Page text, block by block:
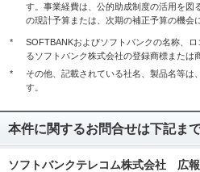
す。事業経費は、公的助成制度の活用を図
の現計予算または、次期の補正予算の機会
*
SOFTBANKおよびソフトバンクの名称、
るソフトバンク株式会社の登録商標または
*
その他、記載されている社名、製品名等は
す。
本件に関するお問合せは下記ま
ソフトバンクテレコム株式会社 広